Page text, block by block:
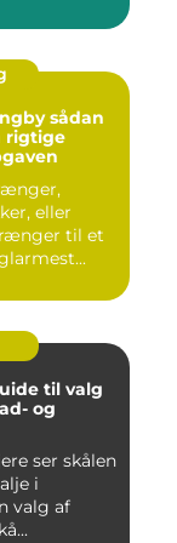
sådan
rigtige
eller
til et
til valg
og
ser skålen
i
valg af